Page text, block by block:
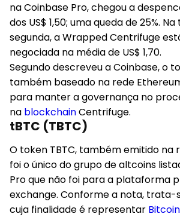
na Coinbase Pro, chegou a
dos US$ 1,50; uma queda de 25%.
segunda, a Wrapped Centrifuge
negociada na média de US$ 1,70.
Segundo descreveu a Coinbase, o
também baseado na rede
para manter a governança no
na blockchainCentrifuge.
tBTC (TBTC)
O token TBTC, também emitido na
foi o único do grupo de altcoins
Pro que não foi para a plataforma
exchange. Conforme a nota, trata-
cuja finalidade é representar Bitcoin